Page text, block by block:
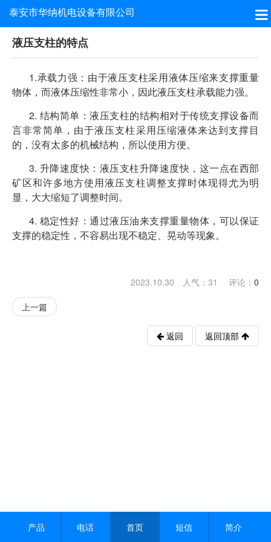
泰安市华纳机电设备有限公司
液压支柱的特点
1.承载力强：由于液压支柱采用液体压缩来支撑重量
物体，而液体压缩性非常小，因此液压支柱承载能力强。
2. 结构简单：液压支柱的结构相对于传统支撑设备而
言非常简单，由于液压支柱采用压缩液体来达到支撑目
的，没有太多的机械结构，所以使用方便。
3. 升降速度快：液压支柱升降速度快，这一点在西部
矿区和许多地方使用液压支柱调整支撑时体现得尤为明
显，大大缩短了调整时间。
4. 稳定性好：通过液压油来支撑重量物体，可以保证
支撑的稳定性，不容易出现不稳定、晃动等现象。
2023.10.30 人气： 31 评论： 0
上一篇
返回 返回顶部
产品 电话 首页 短信 简介